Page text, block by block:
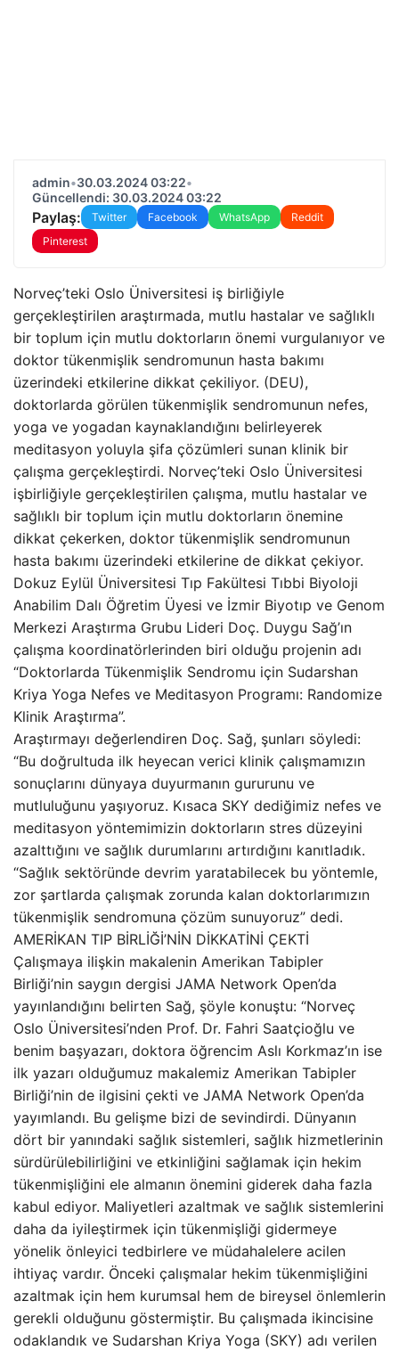
admin•30.03.2024 03:22•
Güncellendi: 30.03.2024 03:22
Paylaş: Twitter Facebook WhatsApp
Reddit
Pinterest
Norveç’teki Oslo Üniversitesi iş birliğiyle
gerçekleştirilen araştırmada, mutlu hastalar ve sağlıklı
bir toplum için mutlu doktorların önemi vurgulanıyor ve
doktor tükenmişlik sendromunun hasta bakımı
üzerindeki etkilerine dikkat çekiliyor. (DEU),
doktorlarda görülen tükenmişlik sendromunun nefes,
yoga ve yogadan kaynaklandığını belirleyerek
meditasyon yoluyla şifa çözümleri sunan klinik bir
çalışma gerçekleştirdi. Norveç’teki Oslo Üniversitesi
işbirliğiyle gerçekleştirilen çalışma, mutlu hastalar ve
sağlıklı bir toplum için mutlu doktorların önemine
dikkat çekerken, doktor tükenmişlik sendromunun
hasta bakımı üzerindeki etkilerine de dikkat çekiyor.
Dokuz Eylül Üniversitesi Tıp Fakültesi Tıbbi Biyoloji
Anabilim Dalı Öğretim Üyesi ve İzmir Biyotıp ve Genom
Merkezi Araştırma Grubu Lideri Doç. Duygu Sağ’ın
çalışma koordinatörlerinden biri olduğu projenin adı
“Doktorlarda Tükenmişlik Sendromu için Sudarshan
Kriya Yoga Nefes ve Meditasyon Programı: Randomize
Klinik Araştırma”.
Araştırmayı değerlendiren Doç. Sağ, şunları söyledi:
“Bu doğrultuda ilk heyecan verici klinik çalışmamızın
sonuçlarını dünyaya duyurmanın gururunu ve
mutluluğunu yaşıyoruz. Kısaca SKY dediğimiz nefes ve
meditasyon yöntemimizin doktorların stres düzeyini
azalttığını ve sağlık durumlarını artırdığını kanıtladık.
“Sağlık sektöründe devrim yaratabilecek bu yöntemle,
zor şartlarda çalışmak zorunda kalan doktorlarımızın
tükenmişlik sendromuna çözüm sunuyoruz” dedi.
AMERİKAN TIP BİRLİĞİ’NİN DİKKATİNİ ÇEKTİ
Çalışmaya ilişkin makalenin Amerikan Tabipler
Birliği’nin saygın dergisi JAMA Network Open’da
yayınlandığını belirten Sağ, şöyle konuştu: “Norveç
Oslo Üniversitesi’nden Prof. Dr. Fahri Saatçioğlu ve
benim başyazarı, doktora öğrencim Aslı Korkmaz’ın ise
ilk yazarı olduğumuz makalemiz Amerikan Tabipler
Birliği’nin de ilgisini çekti ve JAMA Network Open’da
yayımlandı. Bu gelişme bizi de sevindirdi. Dünyanın
dört bir yanındaki sağlık sistemleri, sağlık hizmetlerinin
sürdürülebilirliğini ve etkinliğini sağlamak için hekim
tükenmişliğini ele almanın önemini giderek daha fazla
kabul ediyor. Maliyetleri azaltmak ve sağlık sistemlerini
daha da iyileştirmek için tükenmişliği gidermeye
yönelik önleyici tedbirlere ve müdahalelere acilen
ihtiyaç vardır. Önceki çalışmalar hekim tükenmişliğini
azaltmak için hem kurumsal hem de bireysel önlemlerin
gerekli olduğunu göstermiştir. Bu çalışmada ikincisine
odaklandık ve Sudarshan Kriya Yoga (SKY) adı verilen